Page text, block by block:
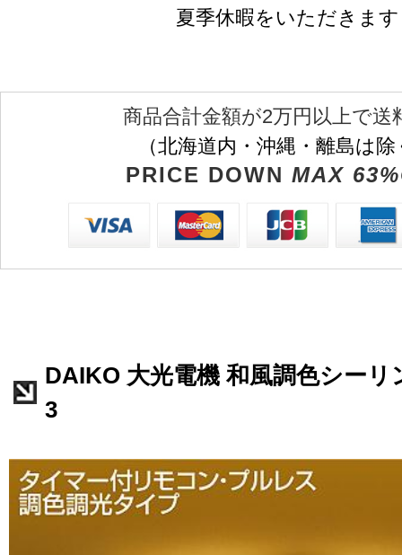
夏季休暇をいただきます
商品合計金額が2万円以上で送
（北海道内・沖縄・離島は
PRICE DOWN MAX
DAIKO 大光電機 和風調色シーリ
3